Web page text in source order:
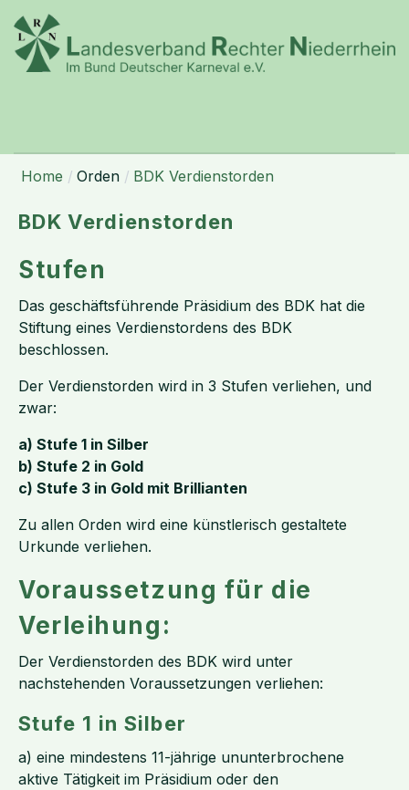
Home Orden BDK Verdienstorden
BDK Verdienstorden
Stufen
Das geschäftsführende Präsidium des BDK hat die
Stiftung eines Verdienstordens des BDK
beschlossen.
Der Verdienstorden wird in 3 Stufen verliehen, und
zwar:
a) Stufe 1 in Silber
b) Stufe 2 in Gold
c) Stufe 3 in Gold mit Brillianten
Zu allen Orden wird eine künstlerisch gestaltete
Urkunde verliehen.
Voraussetzung für die
Verleihung:
Der Verdienstorden des BDK wird unter
nachstehenden Voraussetzungen verliehen:
Stufe 1 in Silber
a) eine mindestens 11-jährige ununterbrochene
aktive Tätigkeit im Präsidium oder den